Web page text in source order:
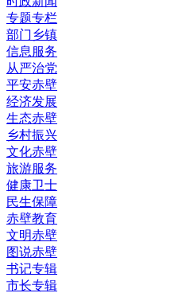
专题专栏
部门乡镇
信息服务
从严治党
平安赤壁
经济发展
生态赤壁
乡村振兴
文化赤壁
旅游服务
健康卫士
民生保障
赤壁教育
文明赤壁
图说赤壁
书记专辑
市长专辑